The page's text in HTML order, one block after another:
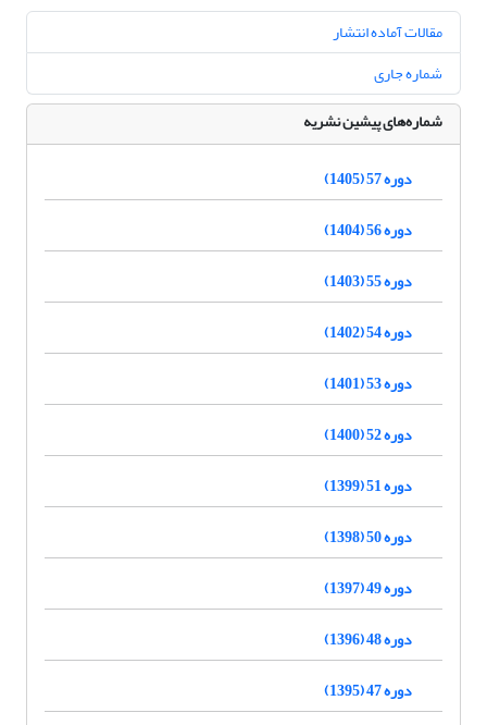
مقالات آماده انتشار
شماره جاری
شماره‌های پیشین نشریه
دوره 57 (1405)
دوره 56 (1404)
دوره 55 (1403)
دوره 54 (1402)
دوره 53 (1401)
دوره 52 (1400)
دوره 51 (1399)
دوره 50 (1398)
دوره 49 (1397)
دوره 48 (1396)
دوره 47 (1395)